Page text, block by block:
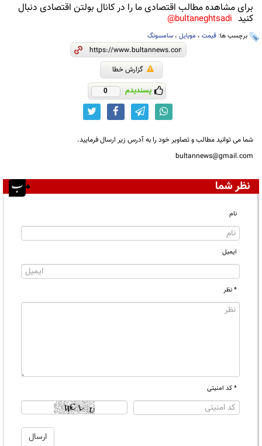
برای مشاهده مطالب اقتصادی ما را در کانال بولتن اقتصادی دنبال
کنید bultaneghtsadi@
برچسب ها: قیمت ، موبایل ، سامسونگ
گزارش خطا
پسندیدم 0
شما می توانید مطالب و تصاویر خود را به آدرس زیر ارسال فرمایید.
bultannews@gmail.com
نظر شما
نام
ایمیل
* نظر
* کد امنیتی